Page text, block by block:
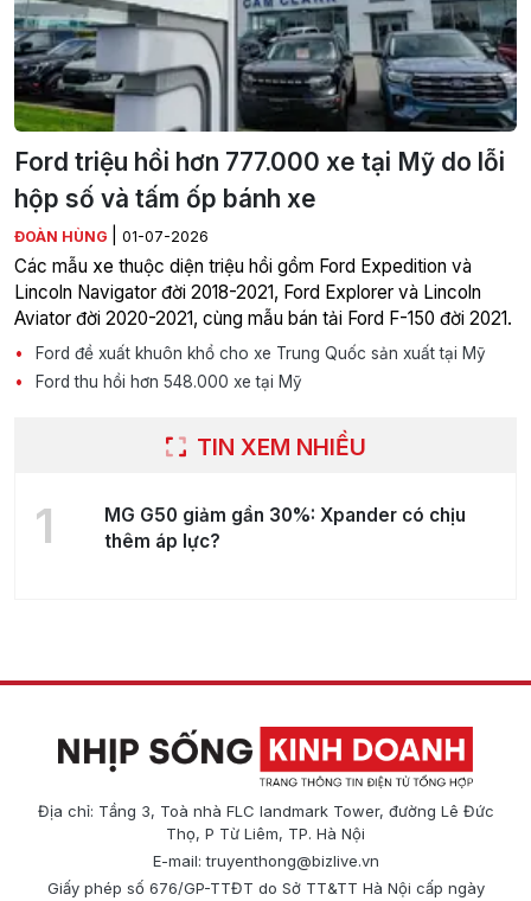
Ford triệu hồi hơn 777.000 xe tại Mỹ do lỗi
hộp số và tấm ốp bánh xe
ĐOÀN HÙNG 01-07-2026
Các mẫu xe thuộc diện triệu hồi gồm Ford Expedition và
Lincoln Navigator đời 2018-2021, Ford Explorer và Lincoln
Aviator đời 2020-2021, cùng mẫu bán tải Ford F-150 đời 2021.
Ford đề xuất khuôn khổ cho xe Trung Quốc sản xuất tại Mỹ
Ford thu hồi hơn 548.000 xe tại Mỹ
TIN XEM NHIỀU
1
MG G50 giảm gần 30%: Xpander có chịu
thêm áp lực?
Địa chỉ: Tầng 3, Toà nhà FLC landmark Tower, đường Lê Đức
Thọ, P Từ Liêm, TP. Hà Nội
E-mail:truyenthong@bizlive.vn
Giấy phép số 676/GP-TTĐT do Sở TT&TT Hà Nội cấp ngày